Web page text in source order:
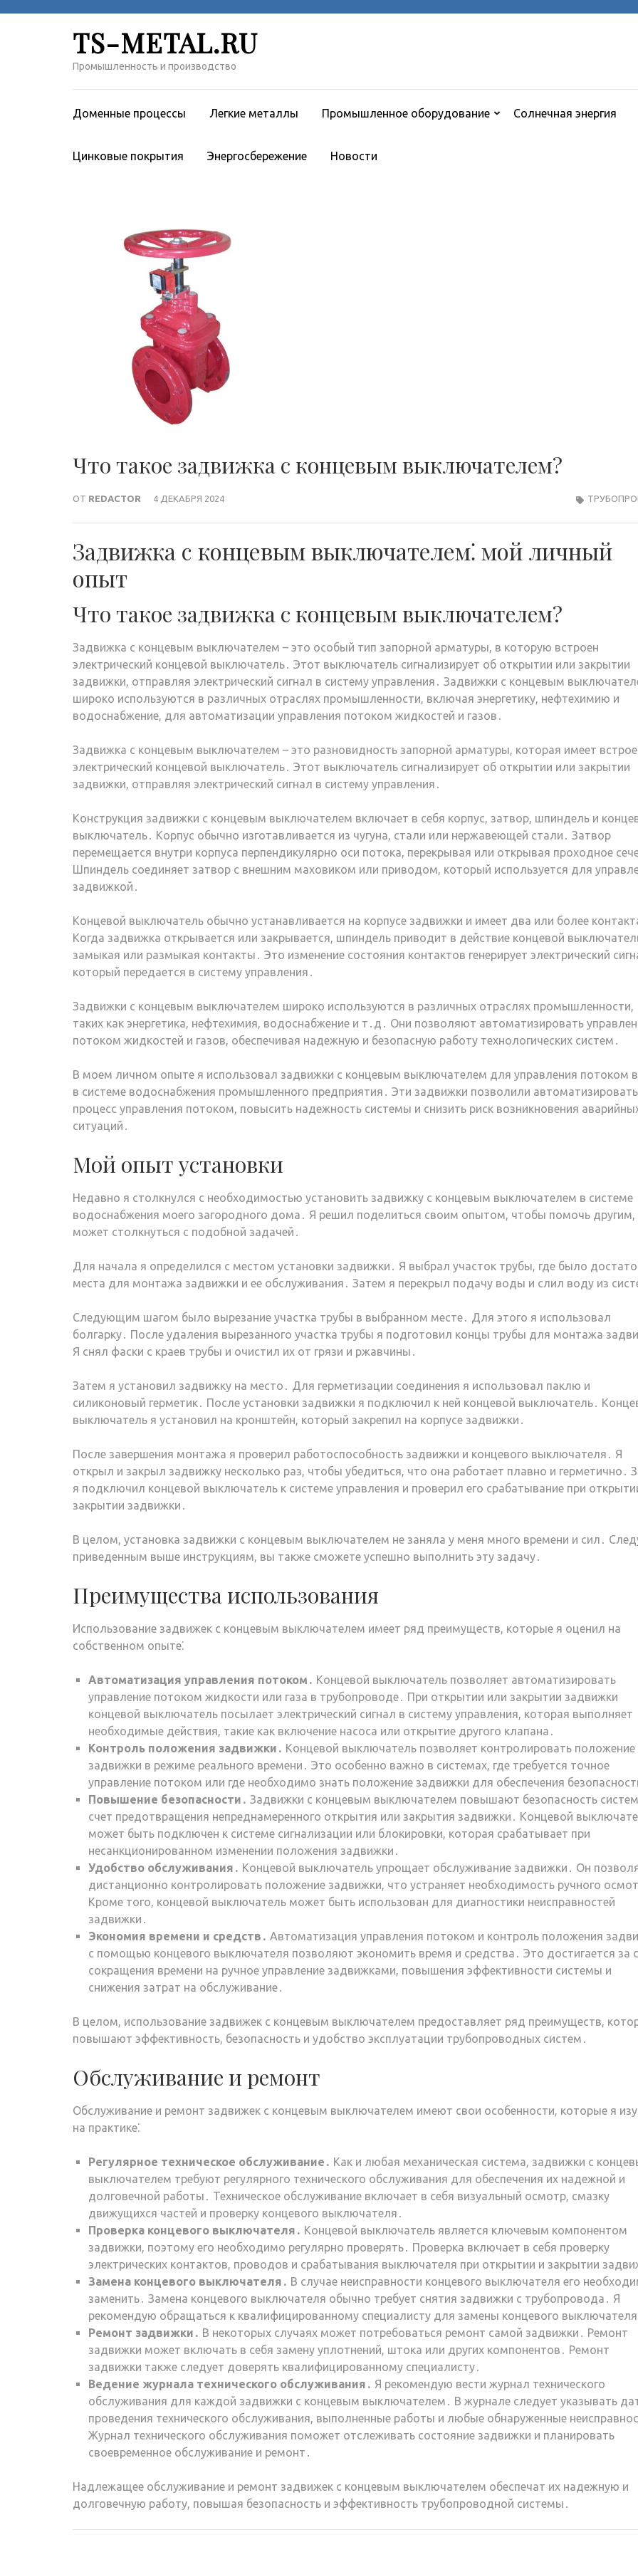
содержимомуTS-METAL.RU
Промышленность и производство
Доменные процессы Легкие металлы Промышленное оборудование Солнечная энергия
Цинковые покрытия Энергосбережение Новости
Что такое задвижка с концевым выключателем?
ОТ REDACTOR 4 ДЕКАБРЯ 2024
Задвижка с концевым выключателем⁚ мой личный
опыт
Что такое задвижка с концевым выключателем?
Задвижка с концевым выключателем – это особый тип запорной арматуры, в которую встроен
электрический концевой выключатель․ Этот выключатель сигнализирует об открытии или закрытии
задвижки, отправляя электрический сигнал в систему управления․ Задвижки с концевым
широко используются в различных отраслях промышленности, включая энергетику, нефтехимию и
водоснабжение, для автоматизации управления потоком жидкостей и газов․
Задвижка с концевым выключателем – это разновидность запорной арматуры, которая имеет
электрический концевой выключатель․ Этот выключатель сигнализирует об открытии или закрытии
задвижки, отправляя электрический сигнал в систему управления․
Конструкция задвижки с концевым выключателем включает в себя корпус, затвор, шпиндель и
выключатель․ Корпус обычно изготавливается из чугуна, стали или нержавеющей стали․ Затвор
перемещается внутри корпуса перпендикулярно оси потока, перекрывая или открывая проходное
Шпиндель соединяет затвор с внешним маховиком или приводом, который используется для
задвижкой․
Концевой выключатель обычно устанавливается на корпусе задвижки и имеет два или более
Когда задвижка открывается или закрывается, шпиндель приводит в действие концевой
замыкая или размыкая контакты․ Это изменение состояния контактов генерирует электрический
который передается в систему управления․
Задвижки с концевым выключателем широко используются в различных отраслях промышленности,
таких как энергетика, нефтехимия, водоснабжение и т․д․ Они позволяют автоматизировать
потоком жидкостей и газов, обеспечивая надежную и безопасную работу технологических систем․
В моем личном опыте я использовал задвижки с концевым выключателем для управления потоком
в системе водоснабжения промышленного предприятия․ Эти задвижки позволили автоматизировать
процесс управления потоком, повысить надежность системы и снизить риск возникновения
ситуаций․
Мой опыт установки
Недавно я столкнулся с необходимостью установить задвижку с концевым выключателем в системе
водоснабжения моего загородного дома․ Я решил поделиться своим опытом, чтобы помочь другим,
может столкнуться с подобной задачей․
Для начала я определился с местом установки задвижки․ Я выбрал участок трубы, где было
места для монтажа задвижки и ее обслуживания․ Затем я перекрыл подачу воды и слил воду из
Следующим шагом было вырезание участка трубы в выбранном месте․ Для этого я использовал
болгарку․ После удаления вырезанного участка трубы я подготовил концы трубы для монтажа
Я снял фаски с краев трубы и очистил их от грязи и ржавчины․
Затем я установил задвижку на место․ Для герметизации соединения я использовал паклю и
силиконовый герметик․ После установки задвижки я подключил к ней концевой выключатель․
выключатель я установил на кронштейн, который закрепил на корпусе задвижки․
После завершения монтажа я проверил работоспособность задвижки и концевого выключателя․ Я
открыл и закрыл задвижку несколько раз, чтобы убедиться, что она работает плавно и герметично․
я подключил концевой выключатель к системе управления и проверил его срабатывание при
закрытии задвижки․
В целом, установка задвижки с концевым выключателем не заняла у меня много времени и сил․
приведенным выше инструкциям, вы также сможете успешно выполнить эту задачу․
Преимущества использования
Использование задвижек с концевым выключателем имеет ряд преимуществ, которые я оценил на
собственном опыте⁚
Автоматизация управления потоком․ Концевой выключатель позволяет автоматизировать
управление потоком жидкости или газа в трубопроводе․ При открытии или закрытии задвижки
концевой выключатель посылает электрический сигнал в систему управления, которая выполняет
необходимые действия, такие как включение насоса или открытие другого клапана․
Контроль положения задвижки․ Концевой выключатель позволяет контролировать положение
задвижки в режиме реального времени․ Это особенно важно в системах, где требуется точное
управление потоком или где необходимо знать положение задвижки для обеспечения
Повышение безопасности․ Задвижки с концевым выключателем повышают безопасность
счет предотвращения непреднамеренного открытия или закрытия задвижки․ Концевой
может быть подключен к системе сигнализации или блокировки, которая срабатывает при
несанкционированном изменении положения задвижки․
Удобство обслуживания․ Концевой выключатель упрощает обслуживание задвижки․ Он
дистанционно контролировать положение задвижки, что устраняет необходимость ручного
Кроме того, концевой выключатель может быть использован для диагностики неисправностей
задвижки․
Экономия времени и средств․ Автоматизация управления потоком и контроль положения
с помощью концевого выключателя позволяют экономить время и средства․ Это достигается за
сокращения времени на ручное управление задвижками, повышения эффективности системы и
снижения затрат на обслуживание․
В целом, использование задвижек с концевым выключателем предоставляет ряд преимуществ,
повышают эффективность, безопасность и удобство эксплуатации трубопроводных систем․
Обслуживание и ремонт
Обслуживание и ремонт задвижек с концевым выключателем имеют свои особенности, которые я
на практике⁚
Регулярное техническое обслуживание․ Как и любая механическая система, задвижки с
выключателем требуют регулярного технического обслуживания для обеспечения их надежной и
долговечной работы․ Техническое обслуживание включает в себя визуальный осмотр, смазку
движущихся частей и проверку концевого выключателя․
Проверка концевого выключателя․ Концевой выключатель является ключевым компонентом
задвижки, поэтому его необходимо регулярно проверять․ Проверка включает в себя проверку
электрических контактов, проводов и срабатывания выключателя при открытии и закрытии
Замена концевого выключателя․ В случае неисправности концевого выключателя его
заменить․ Замена концевого выключателя обычно требует снятия задвижки с трубопровода․ Я
рекомендую обращаться к квалифицированному специалисту для замены концевого
Ремонт задвижки․ В некоторых случаях может потребоваться ремонт самой задвижки․ Ремонт
задвижки может включать в себя замену уплотнений, штока или других компонентов․ Ремонт
задвижки также следует доверять квалифицированному специалисту․
Ведение журнала технического обслуживания․ Я рекомендую вести журнал технического
обслуживания для каждой задвижки с концевым выключателем․ В журнале следует указывать
проведения технического обслуживания, выполненные работы и любые обнаруженные
Журнал технического обслуживания поможет отслеживать состояние задвижки и планировать
своевременное обслуживание и ремонт․
Надлежащее обслуживание и ремонт задвижек с концевым выключателем обеспечат их надежную и
долговечную работу, повышая безопасность и эффективность трубопроводной системы․